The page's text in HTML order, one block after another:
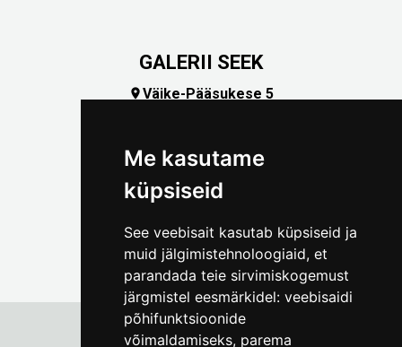
Me kasutame
küpsiseid
See veebisait kasutab küpsiseid ja
muid jälgimistehnoloogiaid, et
parandada teie sirvimiskogemust
järgmistel eesmärkidel: veebisaidi
põhifunktsioonide
võimaldamiseks, parema
GALERII SEEK
Väike-Pääsukese 5